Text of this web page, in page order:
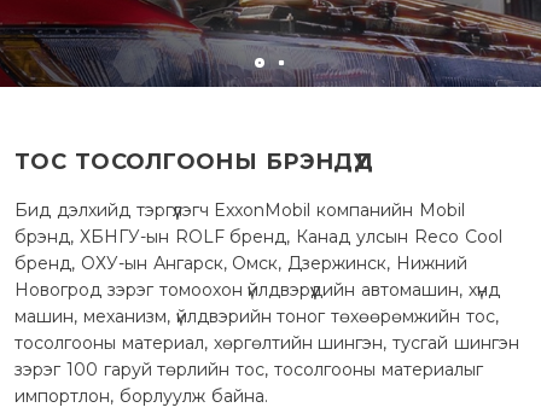
ТОС ТОСОЛГООНЫ БРЭНДҮҮД
Бид дэлхийд тэргүүлэгч ExxonMobil компанийн Mobil
брэнд, ХБНГУ-ын ROLF бренд, Канад улсын Reco Cool
бренд, ОХУ-ын Ангарск, Омск, Дзержинск, Нижний
Новогрод зэрэг томоохон үйлдвэрүүдийн автомашин, хүнд
машин, механизм, үйлдвэрийн тоног төхөөрөмжийн тос,
тосолгооны материал, хөргөлтийн шингэн, тусгай шингэн
зэрэг 100 гаруй төрлийн тос, тосолгооны материалыг
импортлон, борлуулж байна.